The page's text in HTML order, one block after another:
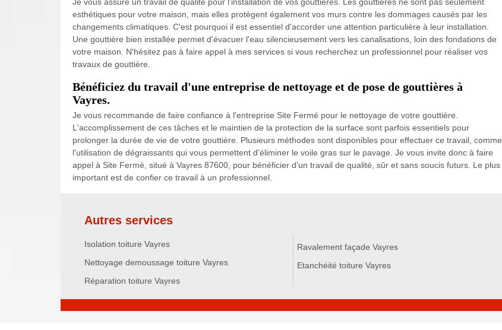
esthétiques pour votre maison, mais elles protègent également vos murs contre les dommages causés par les
changements climatiques. C'est pourquoi il est essentiel d'accorder une attention particulière à leur installation.
Une gouttière bien installée permet d'évacuer l'eau silencieusement vers les canalisations, loin des fondations de
votre maison. N'hésitez pas à faire appel à mes services si vous recherchez un professionnel pour réaliser vos
travaux de gouttière.
Bénéficiez du travail d'une entreprise de nettoyage et de pose de gouttières à
Vayres.
Je vous recommande de faire confiance à l'entreprise Site Fermé pour le nettoyage de votre gouttière.
L'accomplissement de ces tâches et le maintien de la protection de la surface sont parfois essentiels pour
prolonger la durée de vie de votre gouttière. Plusieurs méthodes sont disponibles pour effectuer ce travail, comme
l'utilisation de dégraissants qui vous permettent d'éliminer le voile gras sur le pavage. Je vous invite donc à faire
appel à Site Fermé, situé à Vayres 87600, pour bénéficier d'un travail de qualité, sûr et sans soucis futurs. Le plus
important est de confier ce travail à un professionnel.
Autres services
Isolation toiture Vayres
Nettoyage demoussage toiture Vayres
Réparation toiture Vayres
Ravalement façade Vayres
Etanchéité toiture Vayres